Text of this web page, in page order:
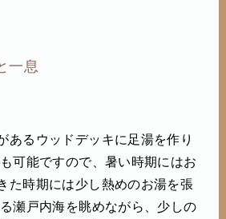
一息
あるウッドデッキに足湯を作り
可能ですので、暑い時期にはお
た時期には少し熱めのお湯を張
瀬戸内海を眺めながら、少しの